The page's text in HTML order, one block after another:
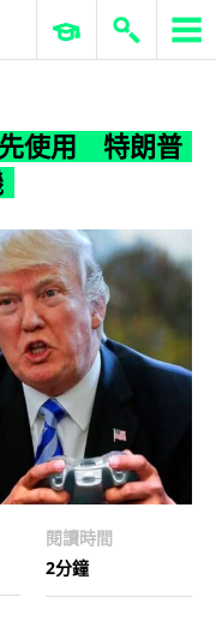
ERP 與商業 AI
先使用 特朗普
閱讀時間
2分鐘